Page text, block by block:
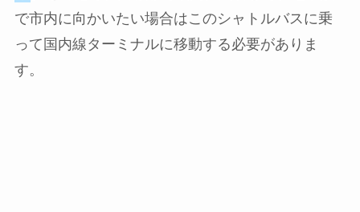
で市内に向かいたい場合はこのシャトルバスに乗
って国内線ターミナルに移動する必要がありま
す。